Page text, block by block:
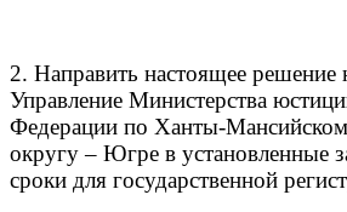
2. Направить настоящее решение
Управление Министерства
Федерации по Ханты-
округу – Югре в установленные
сроки для государственной